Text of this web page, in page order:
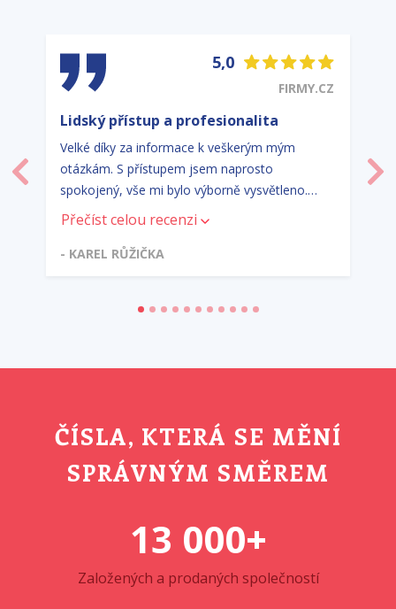
5,0
FIRMY.CZ
Lidský přístup a profesionalita
Velké díky za informace k veškerým mým
otázkám. S přístupem jsem naprosto
spokojený, vše mi bylo výborně vysvětleno.
Lidský přístup, profesionalita. Tak bych
Přečíst celou recenzi
- KAREL RŮŽIČKA
Předchozí
ČÍSLA, KTERÁ SE MĚNÍ
SPRÁVNÝM SMĚREM
13 000+
Založených a prodaných společností